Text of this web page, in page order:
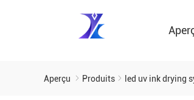
Aperçu Produits led uv ink drying